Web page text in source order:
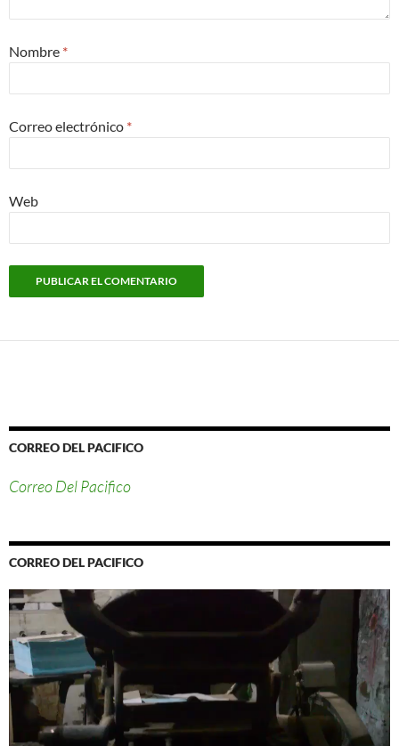
Nombre *
Correo electrónico *
Web
CORREO DEL PACIFICO
Correo Del Pacifico
CORREO DEL PACIFICO